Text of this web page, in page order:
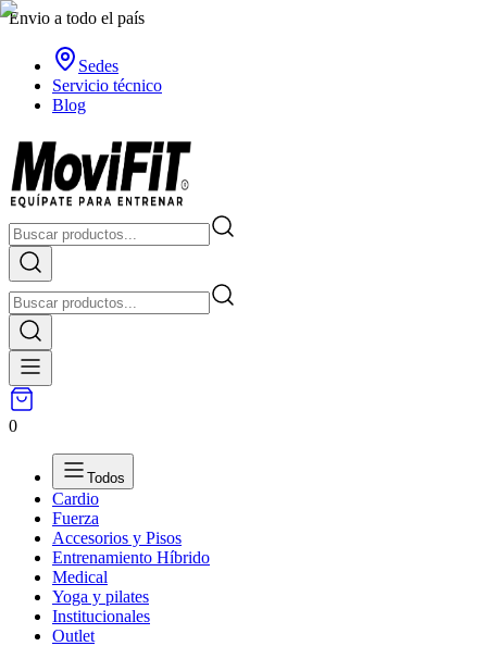
Envio a todo el país
Sedes
Servicio técnico
Blog
0
Todos
Cardio
Fuerza
Accesorios y Pisos
Entrenamiento Híbrido
Medical
Yoga y pilates
Institucionales
Outlet